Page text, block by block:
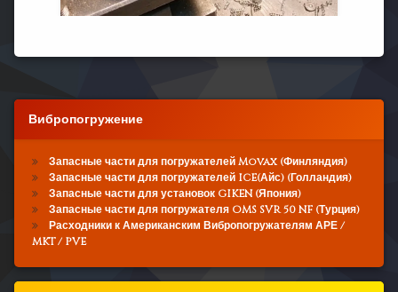
Вибропогружение
Запасные части для погружателей Movax (Финляндия)
Запасные части для погружателей ICE(Айс) (Голландия)
Запасные части для установок GIKEN (Япония)
Запасные части для погружателя OMS SVR 50 NF (Турция)
Расходники к Американским Вибропогружателям АРЕ /
MKT / PVE